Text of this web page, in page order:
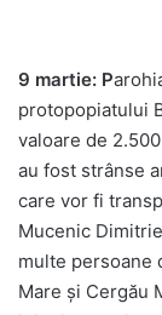
9 martie: P
protopopiatului
valoare de
au fost strânse
care vor fi
Mucenic
multe persoane
Mare și Cergău